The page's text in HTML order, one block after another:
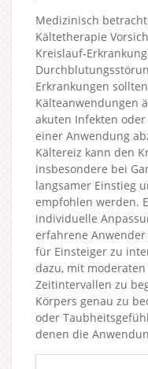
Medizinisch
Kältetherapie
Kreislauf-
Erkrankungen
Kälteanwendungen
akuten Infekten
einer Anwendung
Kältereiz kann den
insbesondere bei
langsamer Einstieg
empfohlen werden.
individuelle
erfahrene
für Einsteiger zu
dazu, mit
Zeitintervallen zu
Körpers genau zu
oder
denen die